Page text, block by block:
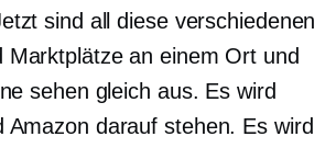
sind all diese verschiedenen
Marktplätze an einem Ort und
sehen gleich aus. Es wird
Amazon darauf stehen. Es wird